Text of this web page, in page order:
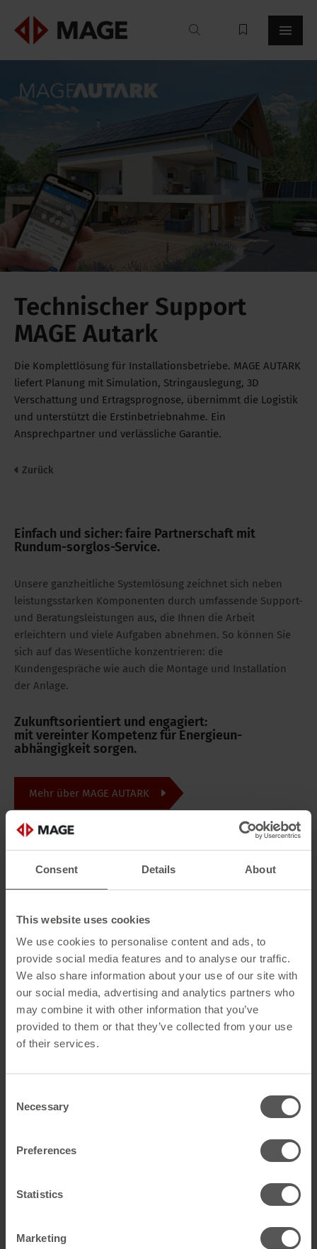
Consent Details About
This website uses cookies
We use cookies to personalise content and ads, to
provide social media features and to analyse our traffic.
We also share information about your use of our site with
our social media, advertising and analytics partners who
may combine it with other information that you’ve
provided to them or that they’ve collected from your use
of their services.
Selection
Necessary
Preferences
Statistics
Marketing
Mageroof
Technischer Support
MAGE Autark
Die Komplettlösung für Installationsbetriebe. MAGE AUTARK
liefert Planung mit Simulation, Stringauslegung, 3D
Verschattung und Ertragsprognose, übernimmt die Logistik
und unterstützt die Erstinbetriebnahme. Ein
Ansprechpartner und verlässliche Garantie.
Zurück
Einfach und sicher: faire Partnerschaft mit
Rundum-sorglos-Service.
Unsere ganzheitliche Systemlösung zeichnet sich neben
leistungsstarken Komponenten durch umfassende Support-
und Beratungsleistungen aus, die Ihnen die Arbeit
erleichtern und viele Aufgaben abnehmen. So können Sie
sich auf das Wesentliche konzentrieren: die
Kundengespräche wie auch die Montage und Installation
der Anlage.
Zukunftsorientiert und engagiert:
mit vereinter Kompetenz für Energieun­
abhängigkeit sorgen.
Mehr über MAGE AUTARK
Bedarfsgerechte, individuelle Planung von Indach
-
Simulationsergebnissen der Wirtschaftlichkeit,